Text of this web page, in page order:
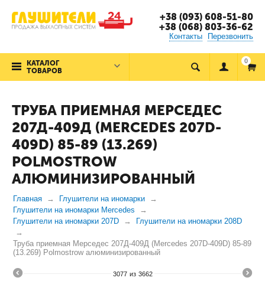
+38 (093) 608-51-80
+38 (068) 803-36-62
Контакты Перезвонить
КАТАЛОГ
ТОВАРОВ
0
ТРУБА ПРИЕМНАЯ МЕРСЕДЕС
207Д-409Д (MERCEDES 207D-
409D) 85-89 (13.269)
POLMOSTROW
АЛЮМИНИЗИРОВАННЫЙ
Главная
Глушители на иномарки
Глушители на иномарки Mercedes
Глушители на иномарки 207D
Глушители на иномарки 208D
Труба приемная Мерседес 207Д-409Д (Mercedes 207D-409D) 85-89
(13.269) Polmostrow алюминизированный
3077 из 3662